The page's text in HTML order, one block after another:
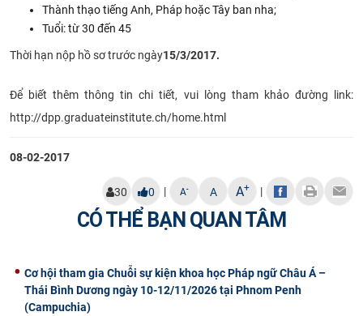
Thành thạo tiếng Anh, Pháp hoặc Tây ban nha;
Tuổi: từ 30 đến 45
Thời hạn nộp hồ sơ trước ngày15/3/2017.​
Để biết thêm thông tin chi tiết, vui lòng tham khảo đường link:
http://dpp.graduateinstitute.ch/home.html​
08-02-2017
30 0 | A- A A+ |
CÓ THỂ BẠN QUAN TÂM
Cơ hội tham gia Chuỗi sự kiện khoa học Pháp ngữ Châu Á –
Thái Bình Dương ngày 10-12/11/2026 tại Phnom Penh
(Campuchia)